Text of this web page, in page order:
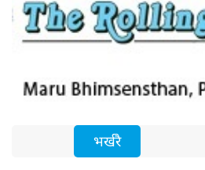
भर्खरै